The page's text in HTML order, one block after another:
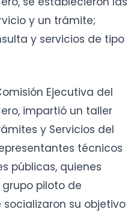
y un trámite;
y servicios de tipo
Ejecutiva del
impartió un taller
y Servicios del
técnicos
públicas, quienes
piloto de
su objetivo